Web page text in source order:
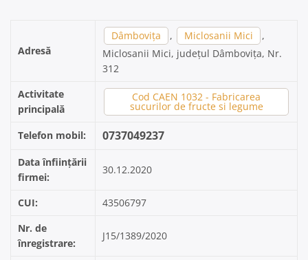
Adresă
Dâmbovița , Miclosanii Mici
,
Miclosanii Mici, județul Dâmbovița, Nr.
312
Activitate
principală
Cod CAEN 1032 - Fabricarea
sucurilor de fructe si legume
Telefon mobil: 0737049237
Data înființării
firmei:
30.12.2020
CUI:
43506797
Nr. de
înregistrare:
J15/1389/2020